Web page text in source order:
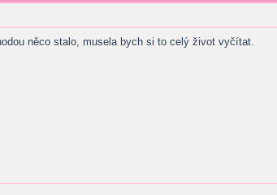
něco stalo, musela bych si to celý život vyčítat.